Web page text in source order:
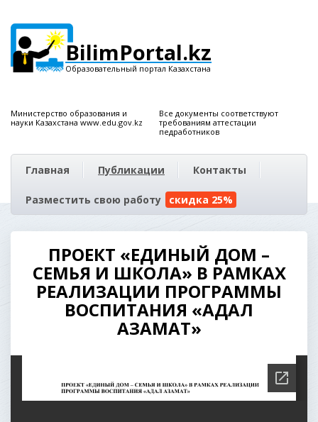
BilimPortal.kz
Образовательный портал Казахстана
Министерство образования и
науки Казахстана www.edu.gov.kz
Все документы соответствуют
требованиям аттестации
педработников
Главная Публикации Контакты
Разместить свою работу скидка 25%
ПРОЕКТ «ЕДИНЫЙ ДОМ –
СЕМЬЯ И ШКОЛА» В РАМКАХ
РЕАЛИЗАЦИИ ПРОГРАММЫ
ВОСПИТАНИЯ «АДАЛ
АЗАМАТ»